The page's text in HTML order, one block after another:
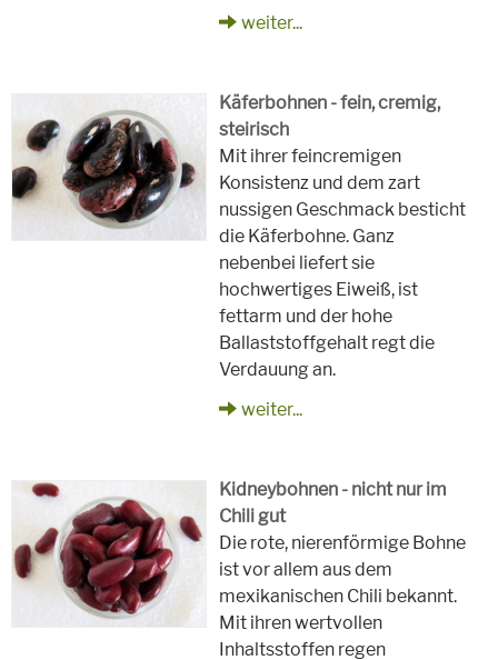
weiter...
Käferbohnen - fein, cremig,
steirisch
Mit ihrer feincremigen
Konsistenz und dem zart
nussigen Geschmack besticht
die Käferbohne. Ganz
nebenbei liefert sie
hochwertiges Eiweiß, ist
fettarm und der hohe
Ballaststoffgehalt regt die
Verdauung an.
weiter...
Kidneybohnen - nicht nur im
Chili gut
Die rote, nierenförmige Bohne
ist vor allem aus dem
mexikanischen Chili bekannt.
Mit ihren wertvollen
Inhaltsstoffen regen